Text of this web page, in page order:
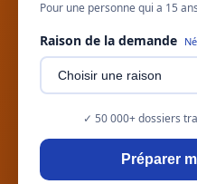
Pour une personne qui a 15
Raison de la demande
✓ 50 000+ dossiers
Préparer